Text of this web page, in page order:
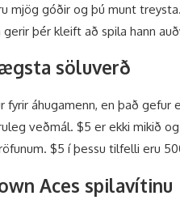
mjög góðir og þú munt
þér kleift að spila hann
söluverð
áhugamenn, en það
veðmál. $5 er ekki mikið
$5 í þessu tilfelli eru
Aces spilavítinu